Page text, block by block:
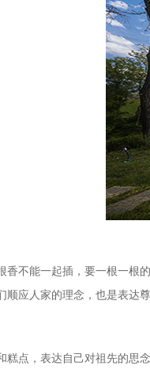
香不能一起插，要一根一根
应人家的理念，也是表达尊
糕点，表达自己对祖先的思念